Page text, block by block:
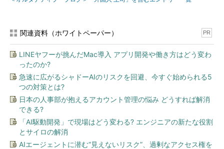
関連資料（ホワイトペーパー） PR
LINEヤフーが挑んだMac導入 アプリ開発や働き方はどう変わ
ったのか?
急速に広がるシャドーAIのリスクを回避、今すぐ始められる5
つの対策とは?
日本の人事部が抱えるアカウント管理の悩み どうすれば解消
できる?
「AI駆動開発」で現場はどう変わる? エンジニアの新たな役割
とサイロの解消
AIエージェントに潜む“見えないリスク”、過剰なアクセス権を